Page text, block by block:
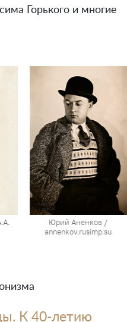
Горького и многие
Юрий Аненков /
annenkov.rusimp.su
К 40-летию